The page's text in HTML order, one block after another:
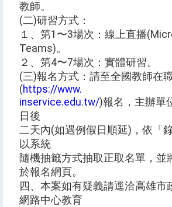
教師。
(二)研習方式：
１、第1〜3場次：線上直播
Teams)。
２、第4〜7場次：實體研習。
(三)報名方式：請至全國教師在
(https://www.
inservice.edu.tw/)報名，主辦單
日後
二天內(如遇例假日順延)，依「
以系統
隨機抽籤方式抽取正取名單，並
於報名網頁。
四、本案如有疑義請逕洽高雄市
網路中心教育